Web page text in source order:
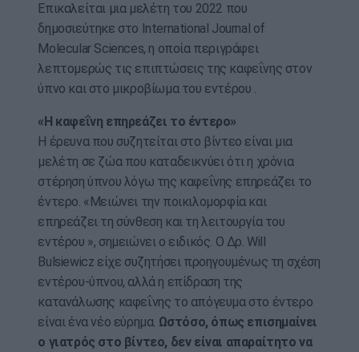
Επικαλείται μια μελέτη του 2022 που
δημοσιεύτηκε στο International Journal of
Molecular Sciences, η οποία περιγράφει
λεπτομερώς τις επιπτώσεις της καφεΐνης στον
ύπνο και στο μικροβίωμα του εντέρου .
«Η καφεΐνη επηρεάζει το έντερο»
Η έρευνα που συζητείται στο βίντεο είναι μια
μελέτη σε ζώα που καταδεικνύει ότι η χρόνια
στέρηση ύπνου λόγω της καφεΐνης επηρεάζει το
έντερο. «Μειώνει την ποικιλομορφία και
επηρεάζει τη σύνθεση και τη λειτουργία του
εντέρου », σημειώνει ο ειδικός. Ο Δρ. Will
Bulsiewicz είχε συζητήσει προηγουμένως τη σχέση
εντέρου-ύπνου, αλλά η επίδραση της
κατανάλωσης καφεΐνης το απόγευμα στο έντερο
είναι ένα νέο εύρημα. Ωστόσο, όπως επισημαίνει
ο γιατρός στο βίντεο, δεν είναι απαραίτητο να